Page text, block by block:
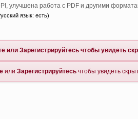
улучшена работа с PDF и другими
язык: есть)
илиЗарегистрируйтесь чтобы увидеть
илиЗарегистрируйтесь чтобы увидеть